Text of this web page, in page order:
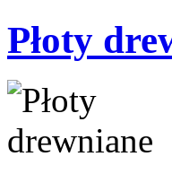
Płoty